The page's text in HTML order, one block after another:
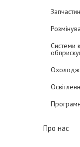
Системи
Про нас